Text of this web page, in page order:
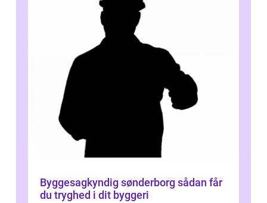
Byggesagkyndig sønderborg sådan får
du tryghed i dit byggeri